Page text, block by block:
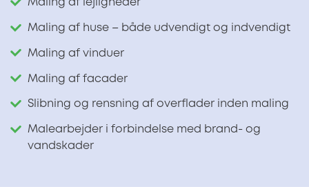
Maling af lejligheder
Maling af huse – både udvendigt og indvendigt
Maling af vinduer
Maling af facader
Slibning og rensning af overflader inden maling
Malearbejder i forbindelse med brand- og
vandskader